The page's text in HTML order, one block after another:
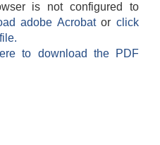
is not configured to
adobe Acrobatorclick
to download the PDF